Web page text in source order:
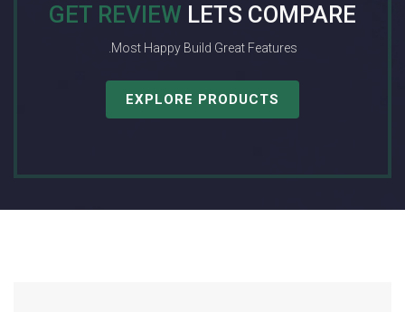
GET REVIEW LETS COMPARE
Most Happy Build Great Features.
EXPLORE PRODUCTS